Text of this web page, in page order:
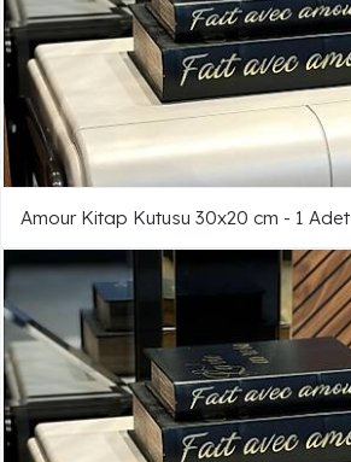
Amour Kitap Kutusu 30x20 cm - 1 Adet